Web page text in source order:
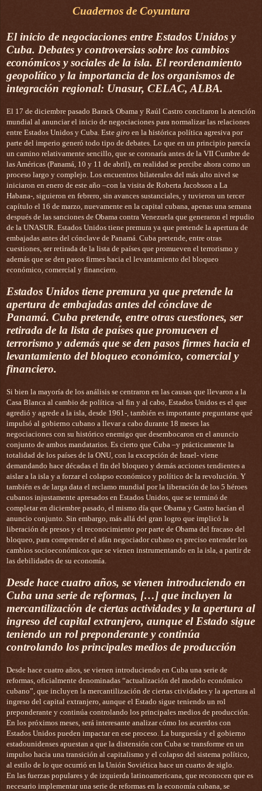
Cuadernos de Coyuntura
El inicio de negociaciones entre Estados Unidos y
Cuba. Debates y controversias sobre los cambios
económicos y sociales de la isla. El reordenamiento
geopolítico y la importancia de los organismos de
integración regional: Unasur, CELAC, ALBA.
El 17 de diciembre pasado Barack Obama y Raúl Castro concitaron la atención
mundial al anunciar el inicio de negociaciones para normalizar las relaciones
entre Estados Unidos y Cuba. Este giro en la histórica política agresiva por
parte del imperio generó todo tipo de debates. Lo que en un principio parecía
un camino relativamente sencillo, que se coronaría antes de la VII Cumbre de
las Américas (Panamá, 10 y 11 de abril), en realidad se percibe ahora como un
proceso largo y complejo. Los encuentros bilaterales del más alto nivel se
iniciaron en enero de este año –con la visita de Roberta Jacobson a La
Habana-, siguieron en febrero, sin avances sustanciales, y tuvieron un tercer
capítulo el 16 de marzo, nuevamente en la capital cubana, apenas una semana
después de las sanciones de Obama contra Venezuela que generaron el repudio
de la UNASUR. Estados Unidos tiene premura ya que pretende la apertura de
embajadas antes del cónclave de Panamá. Cuba pretende, entre otras
cuestiones, ser retirada de la lista de países que promueven el terrorismo y
además que se den pasos firmes hacia el levantamiento del bloqueo
económico, comercial y financiero.
Estados Unidos tiene premura ya que pretende la
apertura de embajadas antes del cónclave de
Panamá. Cuba pretende, entre otras cuestiones, ser
retirada de la lista de países que promueven el
terrorismo y además que se den pasos firmes hacia el
levantamiento del bloqueo económico, comercial y
financiero.
Si bien la mayoría de los análisis se centraron en las causas que llevaron a la
Casa Blanca al cambio de política -al fin y al cabo, Estados Unidos es el que
agredió y agrede a la isla, desde 1961-, también es importante preguntarse qué
impulsó al gobierno cubano a llevar a cabo durante 18 meses las
negociaciones con su histórico enemigo que desembocaron en el anuncio
conjunto de ambos mandatarios. Es cierto que Cuba –y prácticamente la
totalidad de los países de la ONU, con la excepción de Israel- viene
demandando hace décadas el fin del bloqueo y demás acciones tendientes a
aislar a la isla y a forzar el colapso económico y político de la revolución. Y
también es de larga data el reclamo mundial por la liberación de los 5 héroes
cubanos injustamente apresados en Estados Unidos, que se terminó de
completar en diciembre pasado, el mismo día que Obama y Castro hacían el
anuncio conjunto. Sin embargo, más allá del gran logro que implicó la
liberación de presos y el reconocimiento por parte de Obama del fracaso del
bloqueo, para comprender el afán negociador cubano es preciso entender los
cambios socioeconómicos que se vienen instrumentando en la isla, a partir de
las debilidades de su economía.
Desde hace cuatro años, se vienen introduciendo en
Cuba una serie de reformas, […] que incluyen la
mercantilización de ciertas actividades y la apertura al
ingreso del capital extranjero, aunque el Estado sigue
teniendo un rol preponderante y continúa
controlando los principales medios de producción
Desde hace cuatro años, se vienen introduciendo en Cuba una serie de
reformas, oficialmente denominadas “actualización del modelo económico
cubano”, que incluyen la mercantilización de ciertas ctividades y la apertura al
ingreso del capital extranjero, aunque el Estado sigue teniendo un rol
preponderante y continúa controlando los principales medios de producción.
En los próximos meses, será interesante analizar cómo los acuerdos con
Estados Unidos pueden impactar en ese proceso. La burguesía y el gobierno
estadounidenses apuestan a que la distensión con Cuba se transforme en un
impulso hacia una transición al capitalismo y el colapso del sistema político,
al estilo de lo que ocurrió en la Unión Soviética hace un cuarto de siglo.
En las fuerzas populares y de izquierda latinoamericana, que reconocen que es
necesario implementar una serie de reformas en la economía cubana, se